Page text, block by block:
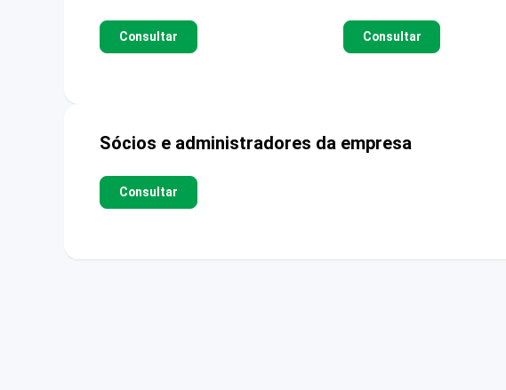
Consultar Consultar
Sócios e administradores da empresa
Consultar